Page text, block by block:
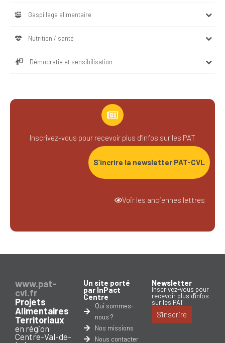
Gaspillage alimentaire
Nutrition / santé
Démocratie et sensibilisation
Inscrivez-vous pour recevoir plus d’infos sur les PAT
S’incrire la newsletter PAT-CVL
Voir les anciennes lettres
www.pat-
cvl.fr
Projets
Alimentaires
Territoriaux
en région
Centre-Val-de-
Un site porté
par InPact
Centre
Qui sommes-
nous ?
Nos missions
Nous contacter
Newsletter
Inscrivez-vous pour
recevoir plus d'infos
sur les PAT
S'inscrire